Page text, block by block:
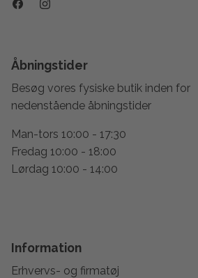
Åbningstider
Besøg vores fysiske butik inden for
nedenstående åbningstider
Man-tors 10:00 - 17:30
Fredag 10:00 - 18:00
Lørdag 10:00 - 14:00
Information
Erhvervs- og firmatøj